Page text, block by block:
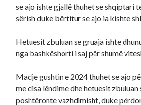
se ajo ishte gjallë thuhet se shqiptari
sërish duke bërtitur se ajo ia kishte
Hetuesit zbuluan se gruaja ishte
nga bashkëshorti i saj për shumë
Madje gushtin e 2024 thuhet se ajo
me disa lëndime dhe hetuesit zbuluan
poshtëronte vazhdimisht, duke